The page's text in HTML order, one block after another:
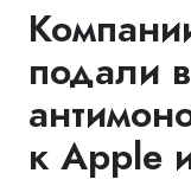
подали
к Apple